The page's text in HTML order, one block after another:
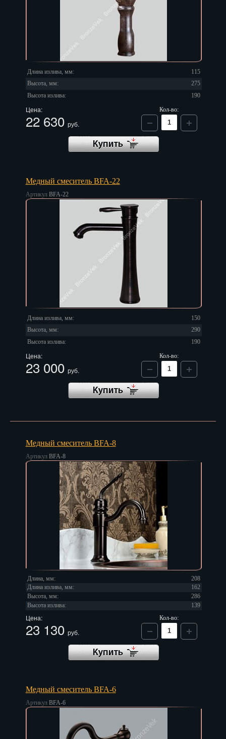
Черкесск
Южно-Сахалинск
Якутск
Длина излива, мм:
115
Высота, мм:
275
Высота излива:
190
Цена:
22 630 руб.
Кол-во:
Медный смеситель BFA-22
Артикул BFA-22
Длина излива, мм:
150
Высота, мм:
290
Высота излива:
190
Цена:
23 000 руб.
Кол-во:
Медный смеситель BFA-8
Артикул BFA-8
Длина, мм:
208
Длина излива, мм:
162
Высота, мм:
286
Высота излива:
139
Цена:
23 130 руб.
Кол-во:
Медный смеситель BFA-6
Артикул BFA-6